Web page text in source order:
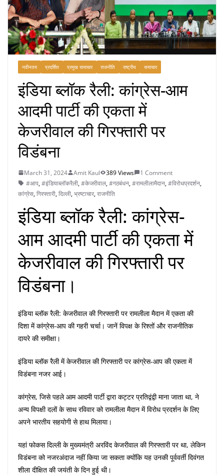
नवीनतम प्रदर्शित प्रमुख समाचार राजनीति राष्ट्रीय समाचार
इंडिया ब्लॉक रैली: कांग्रेस-आम
आदमी पार्टी की एकता में
केजरीवाल की गिरफ्तारी पर
विडंबना
March 31, 2024 Amit Kaul 389 Views
1 Comment
#आप,#इंडियाब्लॉकरैली,#केजरीवाल,#गठबंधन,#रामलीलामैदान,#विरोधप्रदर्शन,
कांग्रेस,गिरफ्तारी,दिल्ली,भ्रष्टाचार,राजनीति
इंडिया ब्लॉक रैली: कांग्रेस-
आम आदमी पार्टी की एकता में
केजरीवाल की गिरफ्तारी पर
विडंबना।
इंडिया ब्लॉक रैली: केजरीवाल की गिरफ्तारी पर रामलीला मैदान में एकता की
दिशा में कांग्रेस-आप की गहरी चर्चा। जानें विपक्ष के रिश्तों और राजनीतिक
दायरे की समीक्षा।
इंडिया ब्लॉक रैली में केजरीवाल की गिरफ्तारी पर कांग्रेस-आप की एकता में
विडंबना नजर आई।
कांग्रेस, जिसे पहले आम आदमी पार्टी द्वारा कट्टर प्रतिद्वंद्वी माना जाता था, ने
अन्य विपक्षी दलों के साथ रविवार को रामलीला मैदान में विरोध प्रदर्शन के लिए
अपने भारतीय सहयोगी से हाथ मिलाया।
यहां फोकस दिल्ली के मुख्यमंत्री अरविंद केजरीवाल की गिरफ्तारी पर था, लेकिन
विडंबना को नजरअंदाज नहीं किया जा सकता क्योंकि यह उनकी पूर्ववर्ती दिवंगत
शीला दीक्षित की जयंती के दिन हुई थी।